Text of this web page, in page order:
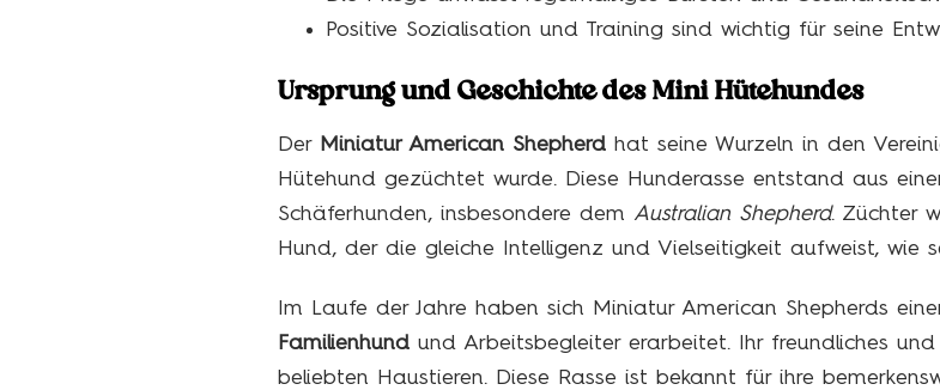
Positive Sozialisation und Training sind wichtig für seine
Ursprung und Geschichte des Mini Hütehundes
Der Miniatur American Shepherd hat seine Wurzeln in den
Hütehund gezüchtet wurde. Diese Hunderasse entstand aus
Schäferhunden, insbesondere dem Australian Shepherd. Züchter
Hund, der die gleiche Intelligenz und Vielseitigkeit aufweist, wie
Im Laufe der Jahre haben sich Miniatur American Shepherds
Familienhund und Arbeitsbegleiter erarbeitet. Ihr freundliches
beliebten Haustieren. Diese Rasse ist bekannt für ihre